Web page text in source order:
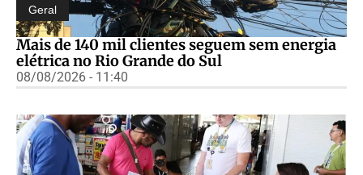
Geral
Mais de 140 mil clientes seguem sem energia
elétrica no Rio Grande do Sul
08/08/2026 - 11:40